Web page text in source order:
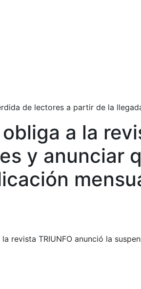
de lectores a partir de la
a la
y anunciar
revista TRIUNFO anunció la